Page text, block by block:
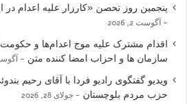
پنجمین روز تحصن «کارزار علیه اعدام
آگوست 2, 2026
اقدام مشترک علیه موج اعدام‌ها و حکومت
سازمان ها و احزاب امضا کننده متن
آگوست 1,
ویدیو گفتگوی رادیو فردا با آقای رحیم
حزب مردم بلوچستان
جولای 28, 2026